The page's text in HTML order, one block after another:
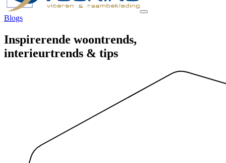
Blogs
Inspirerende woontrends,
interieurtrends & tips